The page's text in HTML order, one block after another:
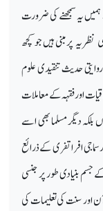
یہ سمجھنے کی ضرورت
پر مبنی ہیں جو کچھ
حدیث تنقیدی علوم
اور فقہہ کے معاملات
دیگر مسلما بھی اسے
سماجی افراتفری کے ذرائع
جسم بنیادی طور پر جنسی
اور سنت کی تعلیمات کی